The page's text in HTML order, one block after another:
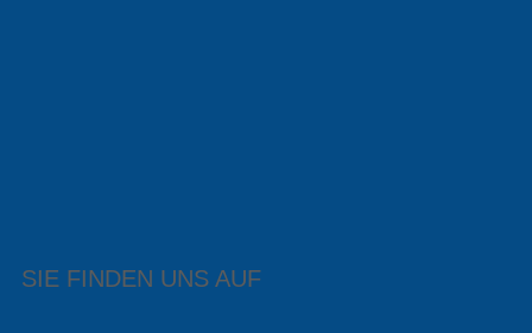
SIE FINDEN UNS AUF